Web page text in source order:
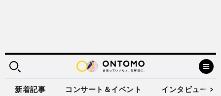
新着記事 コンサート＆イベント インタビュー